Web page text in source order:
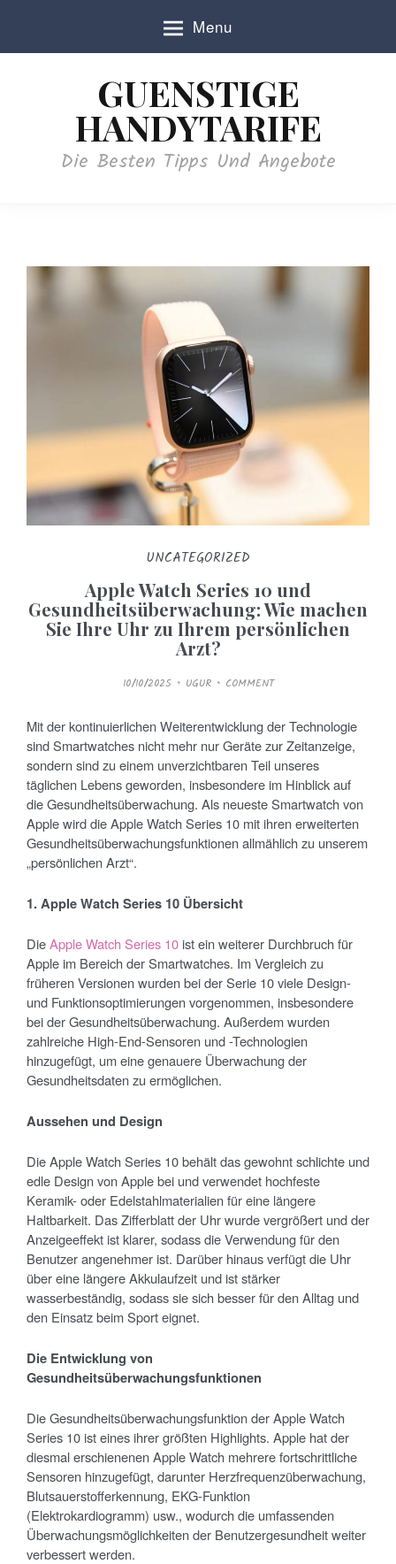
Menu
GUENSTIGE
HANDYTARIFE
Die Besten Tipps Und Angebote
UNCATEGORIZED
Apple Watch Series 10 und
Gesundheitsüberwachung: Wie machen
Sie Ihre Uhr zu Ihrem persönlichen
Arzt?
P
O
E
D
O
N
10/10/2025 UGUR COMMENT
Mit der kontinuierlichen Weiterentwicklung der Technologie
sind Smartwatches nicht mehr nur Geräte zur Zeitanzeige,
sondern sind zu einem unverzichtbaren Teil unseres
täglichen Lebens geworden, insbesondere im Hinblick auf
die Gesundheitsüberwachung. Als neueste Smartwatch von
Apple wird die Apple Watch Series 10 mit ihren erweiterten
Gesundheitsüberwachungsfunktionen allmählich zu unserem
„persönlichen Arzt“.
1. Apple Watch Series 10 Übersicht
DieApple Watch Series 10 ist ein weiterer Durchbruch für
Apple im Bereich der Smartwatches. Im Vergleich zu
früheren Versionen wurden bei der Serie 10 viele Design-
und Funktionsoptimierungen vorgenommen, insbesondere
bei der Gesundheitsüberwachung. Außerdem wurden
zahlreiche High-End-Sensoren und -Technologien
hinzugefügt, um eine genauere Überwachung der
Gesundheitsdaten zu ermöglichen.
Aussehen und Design
Die Apple Watch Series 10 behält das gewohnt schlichte und
edle Design von Apple bei und verwendet hochfeste
Keramik- oder Edelstahlmaterialien für eine längere
Haltbarkeit. Das Zifferblatt der Uhr wurde vergrößert und der
Anzeigeeffekt ist klarer, sodass die Verwendung für den
Benutzer angenehmer ist. Darüber hinaus verfügt die Uhr
über eine längere Akkulaufzeit und ist stärker
wasserbeständig, sodass sie sich besser für den Alltag und
den Einsatz beim Sport eignet.
Die Entwicklung von
Gesundheitsüberwachungsfunktionen
Die Gesundheitsüberwachungsfunktion der Apple Watch
Series 10 ist eines ihrer größten Highlights. Apple hat der
diesmal erschienenen Apple Watch mehrere fortschrittliche
Sensoren hinzugefügt, darunter Herzfrequenzüberwachung,
Blutsauerstofferkennung, EKG-Funktion
(Elektrokardiogramm) usw., wodurch die umfassenden
Überwachungsmöglichkeiten der Benutzergesundheit weiter
verbessert werden.